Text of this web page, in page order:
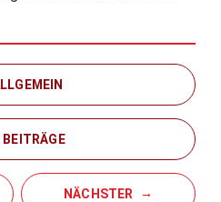
BEITRÄGE
NÄCHSTER